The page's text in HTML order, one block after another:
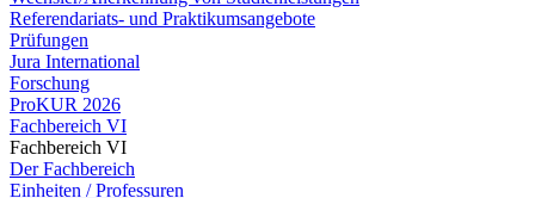
Referendariats- und Praktikumsangebote
Prüfungen
Jura International
Forschung
ProKUR 2026
Fachbereich VI
Fachbereich VI
Der Fachbereich
Einheiten / Professuren